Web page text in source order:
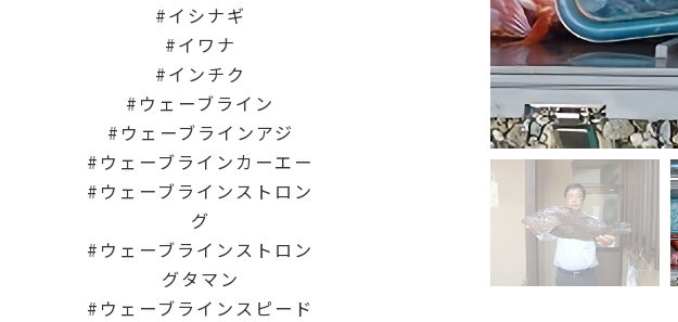
イシナギ
イワナ
インチク
ウェーブライン
ウェーブラインアジ
ウェーブラインカーエー
ウェーブラインストロン
グ
ウェーブラインストロン
グタマン
ウェーブラインスピード